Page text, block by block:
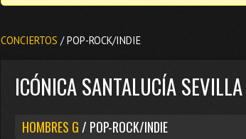
CONCIERTOS / POP-ROCK/INDIE
ICÓNICA SANTALUCÍA
HOMBRES G / POP-ROCK/INDIE